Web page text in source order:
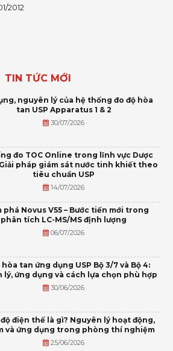
2012
TIN TỨC MỚI
nguyên lý của hệ thống đo độ hòa
tan USP Apparatus 1 & 2
30/07/2026
đo TOC Online trong lĩnh vực Dược
Giải pháp giám sát nước tinh khiết theo
tiêu chuẩn USP
14/07/2026
phá Novus V55 – Bước tiến mới trong
phân tích LC-MS/MS định lượng
06/07/2026
tan ứng dụng USP Bộ 3/7 và Bộ 4:
lý, ứng dụng và cách lựa chọn phù hợp
30/06/2026
điện thế là gì? Nguyên lý hoạt động,
và ứng dụng trong phòng thí nghiệm
25/06/2026